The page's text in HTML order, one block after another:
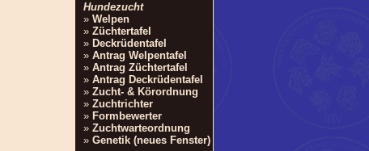
Hundezucht
» Welpen
» Züchtertafel
» Deckrüdentafel
» Antrag Welpentafel
» Antrag Züchtertafel
» Antrag Deckrüdentafel
» Zucht- & Körordnung
» Zuchtrichter
» Formbewerter
» Zuchtwarteordnung
» Genetik (neues Fenster)